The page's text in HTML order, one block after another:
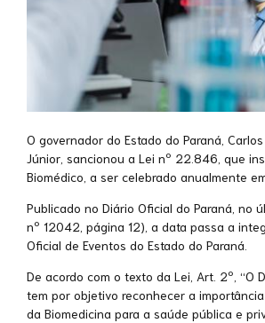
O governador do Estado do Paraná,
Júnior, sancionou a Lei nº 22.846, que
Biomédico, a ser celebrado anualmente
Publicado no Diário Oficial do Paraná, no
nº 12042, página 12), a data passa a
Oficial de Eventos do Estado do Paraná.
De acordo com o texto da Lei, Art. 2º, “O
tem por objetivo reconhecer a
da Biomedicina para a saúde pública e